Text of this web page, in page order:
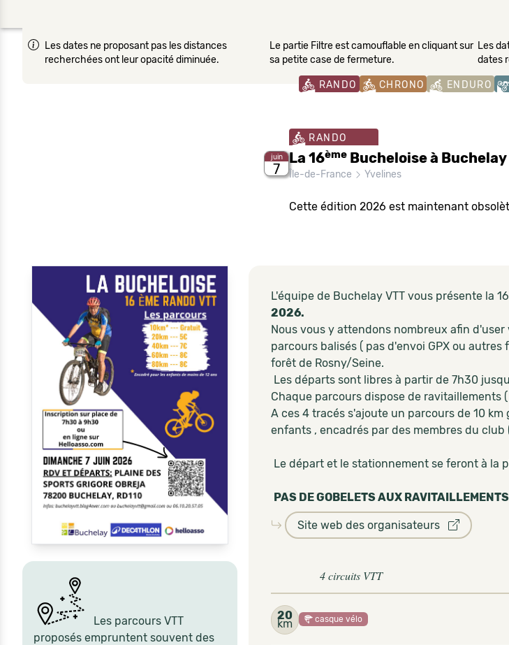
Les dates ne proposant pas les distances
recherchées ont leur opacité diminuée.
Le partie Filtre est camouflable en cliquant sur
sa petite case de fermeture.
Les
dates
RANDO CHRONO ENDURO
juin
7
RANDO
La 16ème Bucheloise à
Île-de-France Yvelines
Cette édition 2026 est maintenant
Les parcours VTT
proposés empruntent souvent des
L'équipe de Buchelay VTT vous présente la
2026.
Nous vous y attendons nombreux afin
parcours balisés ( pas d'envoi GPX ou autres
forêt de Rosny/Seine.
Les départs sont libres à partir de 7h30
Chaque parcours dispose de
A ces 4 tracés s'ajoute un parcours de 10
enfants , encadrés par des membres du
Le départ et le stationnement se feront à la
PAS DE GOBELETS AUX
Site web des organisateurs
4 circuits VTT
20
km casque vélo